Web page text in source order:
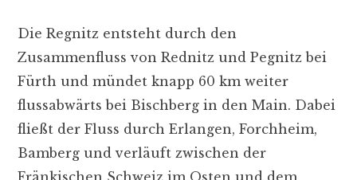
Die Regnitz entsteht durch den
Zusammenfluss von Rednitz und Pegnitz bei
Fürth und mündet knapp 60 km weiter
flussabwärts bei Bischberg in den Main. Dabei
fließt der Fluss durch Erlangen, Forchheim,
Bamberg und verläuft zwischen der
Fränkischen Schweiz im Osten und dem